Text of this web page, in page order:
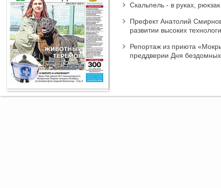
Скальпель - в руках,
Префект Анатолий
развитии высоких
Репортаж из приюта
преддверии Дня